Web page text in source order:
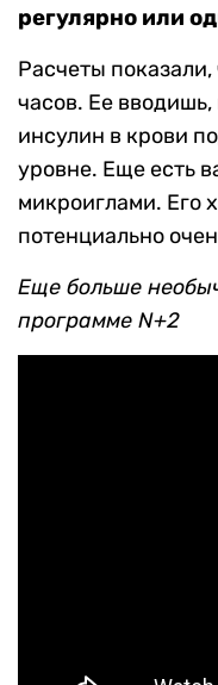
регулярно или
Расчеты показали,
часов. Ее вводишь,
инсулин в крови
уровне. Еще есть
микроиглами. Его
потенциально
Еще больше
программе N+2